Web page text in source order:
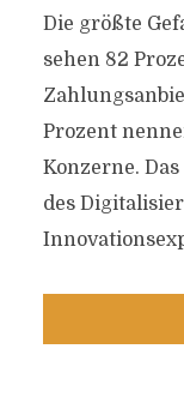
Die größte
sehen 82
Prozent
Konzerne.
des